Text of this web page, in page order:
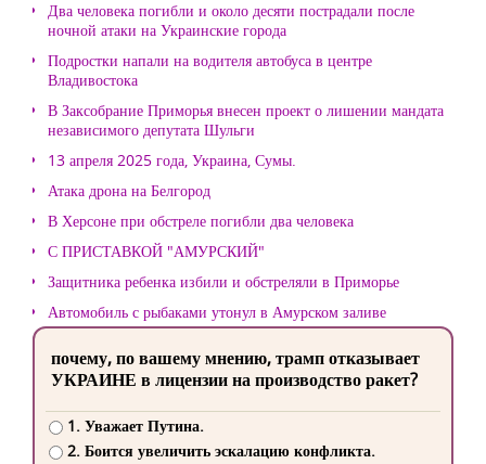
Два человека погибли и около десяти пострадали после
ночной атаки на Украинские города
Подростки напали на водителя автобуса в центре
Владивостока
В Заксобрание Приморья внесен проект о лишении мандата
независимого депутата Шульги
13 апреля 2025 года, Украина, Сумы.
Атака дрона на Белгород
В Херсоне при обстреле погибли два человека
С ПРИСТАВКОЙ "АМУРСКИЙ"
Защитника ребенка избили и обстреляли в Приморье
Автомобиль с рыбаками утонул в Амурском заливе
почему, по вашему мнению, трамп отказывает
УКРАИНЕ в лицензии на производство ракет?
1. Уважает Путина.
2. Боится увеличить эскалацию конфликта.